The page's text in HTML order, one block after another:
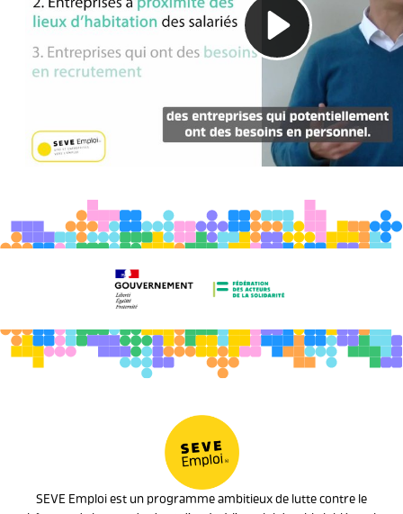
SEVE Emploi est un programme ambitieux de lutte contre le